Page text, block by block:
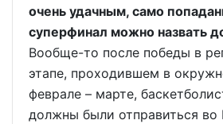
очень удачным, само
суперфинал можно назвать
Вообще-то после победы в
этапе, проходившем в
феврале – марте,
должны были отправиться во